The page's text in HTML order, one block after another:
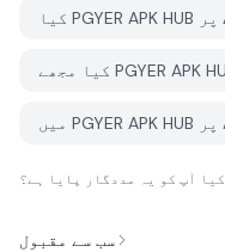
کیا آپ کو یہ مددگار پایا ہے؟
سب سے مقبول